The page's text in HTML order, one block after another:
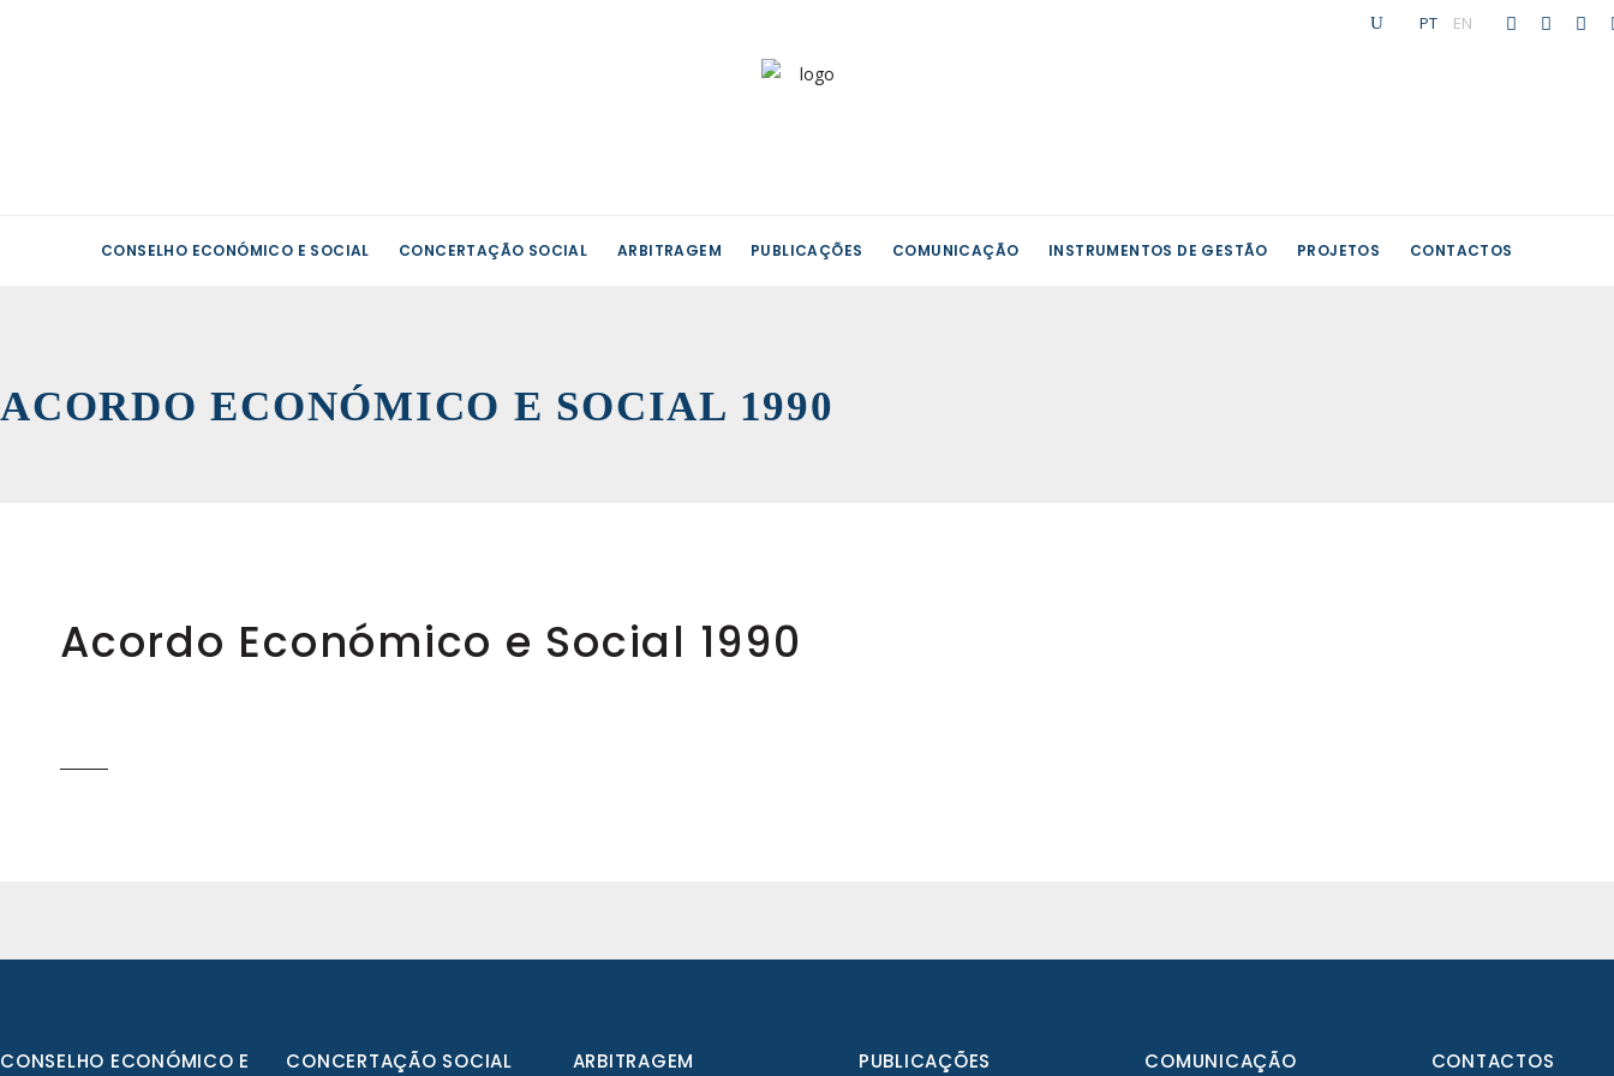
PT EN
CONSELHO ECONÓMICO E SOCIAL CONCERTAÇÃO SOCIAL ARBITRAGEM PUBLICAÇÕES COMUNICAÇÃO INSTRUMENTOS DE GESTÃO PROJETOS CONTACTOS
ACORDO ECONÓMICO E SOCIAL 1990
Acordo Económico e Social 1990
CONSELHO ECONÓMICO E
CONCERTAÇÃO SOCIAL ARBITRAGEM PUBLICAÇÕES COMUNICAÇÃO CONTACTOS